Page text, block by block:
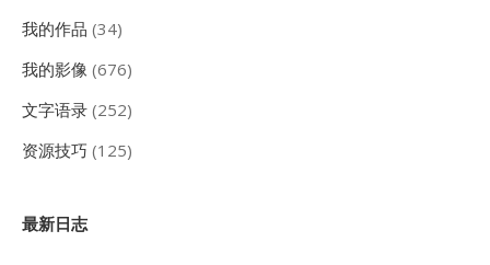
我的作品 (34)
我的影像 (676)
文字语录 (252)
资源技巧 (125)
最新日志